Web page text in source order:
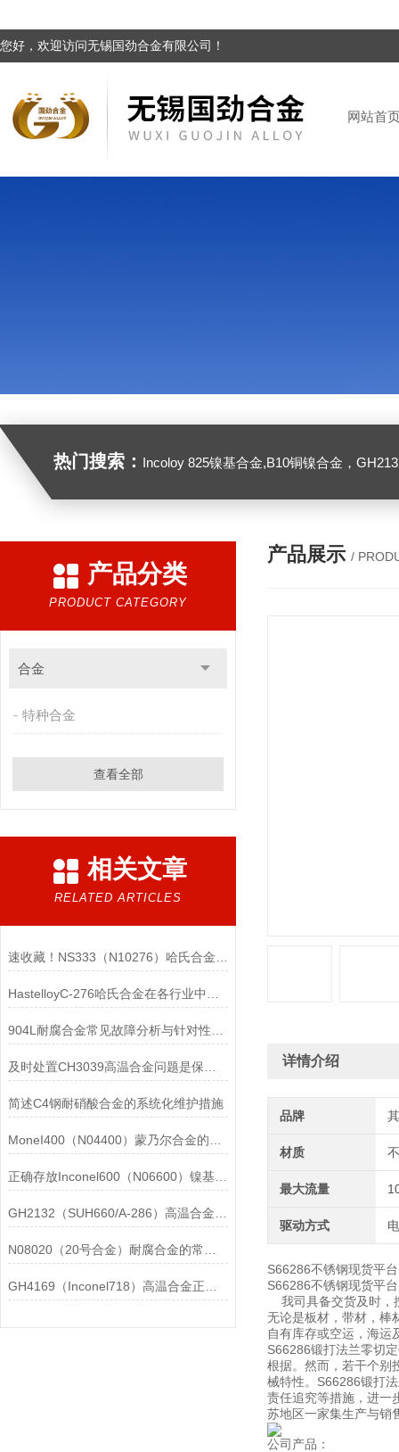
您好，欢迎访问无锡国劲合金有限公司！
网站首
热门搜索： Incoloy 825镍基合金,B10铜镍合金，GH2132高温合金，C276
产品分类
PRODUCT CATEGORY
合金
特种合金
查看全部
相关文章
RELATED ARTICLES
简述C4钢耐硝酸合金的系统化维护措施
正确存放Inconel600（N06600）镍基合金的重要性介绍
产品展示 /
详情介绍
品牌
材质
最大流量
驱动方式
S66286不锈钢现货平台
S66286不锈钢现货平
我司具备交货及时，
无论是板材，带材，棒
自有库存或空运，海运
S66286锻打法兰零切
根据。然而，若干个别
械特性。S66286锻打
责任追究等措施，进一
苏地区一家集生产与销
公司产品：